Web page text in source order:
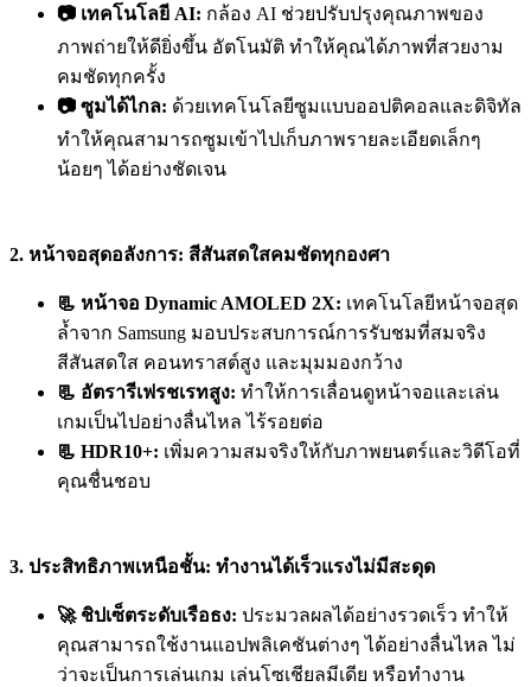
📷 เทคโนโลยี AI: กล้อง AI ช่วยปรับปรุงคุณภาพของ
ภาพถ่ายให้ดียิ่งขึ้น อัตโนมัติ ทำให้คุณได้ภาพที่สวยงาม
คมชัดทุกครั้ง
📷 ซูมได้ไกล: ด้วยเทคโนโลยีซูมแบบออปติคอลและดิจิทัล
ทำให้คุณสามารถซูมเข้าไปเก็บภาพรายละเอียดเล็กๆ
น้อยๆ ได้อย่างชัดเจน
2. หน้าจอสุดอลังการ: สีสันสดใสคมชัดทุกองศา
📃 หน้าจอ Dynamic AMOLED 2X: เทคโนโลยีหน้าจอสุด
ล้ำจาก Samsung มอบประสบการณ์การรับชมที่สมจริง
สีสันสดใส คอนทราสต์สูง และมุมมองกว้าง
📃 อัตรารีเฟรชเรทสูง: ทำให้การเลื่อนดูหน้าจอและเล่น
เกมเป็นไปอย่างลื่นไหล ไร้รอยต่อ
📃 HDR10+: เพิ่มความสมจริงให้กับภาพยนตร์และวิดีโอที่
คุณชื่นชอบ
3. ประสิทธิภาพเหนือชั้น: ทำงานได้เร็วแรงไม่มีสะดุด
🚀 ชิปเซ็ตระดับเรือธง: ประมวลผลได้อย่างรวดเร็ว ทำให้
คุณสามารถใช้งานแอปพลิเคชันต่างๆ ได้อย่างลื่นไหล ไม่
ว่าจะเป็นการเล่นเกม เล่นโซเชียลมีเดีย หรือทำงาน